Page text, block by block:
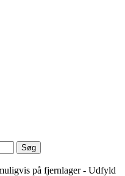
Søg
på fjernlager - Udfyld